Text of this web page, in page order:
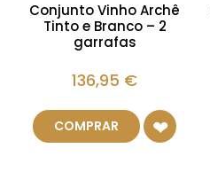
Conjunto Vinho Archê
Tinto e Branco – 2
garrafas
136,95 €
COMPRAR